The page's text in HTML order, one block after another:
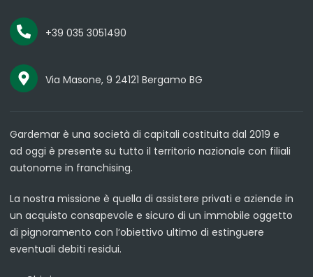
+39 035 3051490
Via Masone, 9 24121 Bergamo BG
Gardemar è una società di capitali costituita dal 2019 e
ad oggi è presente su tutto il territorio nazionale con filiali
autonome in franchising.
La nostra missione è quella di assistere privati e aziende in
un acquisto consapevole e sicuro di un immobile oggetto
di pignoramento con l’obiettivo ultimo di estinguere
eventuali debiti residui.